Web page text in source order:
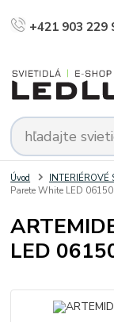
+421 903 229
Úvod INTERIÉROVÉ
Parete White LED
LED